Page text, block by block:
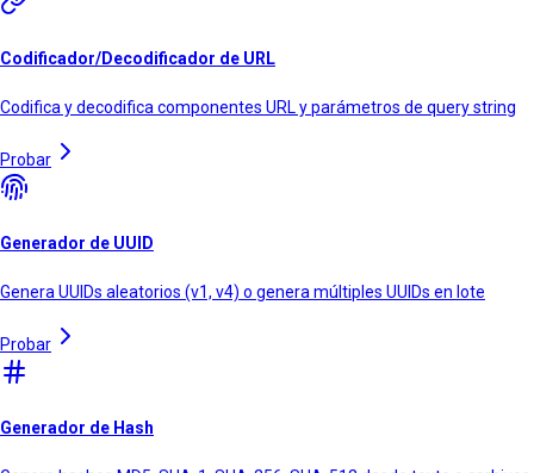
Codificador/Decodificador de URL
Codifica y decodifica componentes URL y parámetros de query string
Probar
Generador de UUID
Genera UUIDs aleatorios (v1, v4) o genera múltiples UUIDs en lote
Probar
Generador de Hash